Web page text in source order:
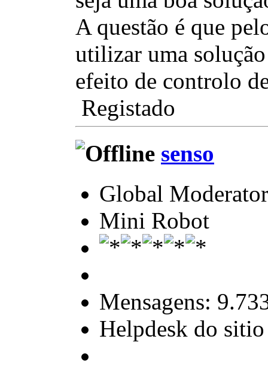
A questão é que
utilizar uma
efeito de controlo
Registado
senso
Global Moderator
Mini Robot
Mensagens:
Helpdesk do sitio